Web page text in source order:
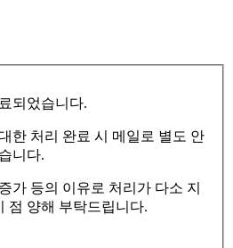
되었습니다.
한 처리 완료 시 메일로 별도 안
니다.
가 등의 이유로 처리가 다소 지
점 양해 부탁드립니다.